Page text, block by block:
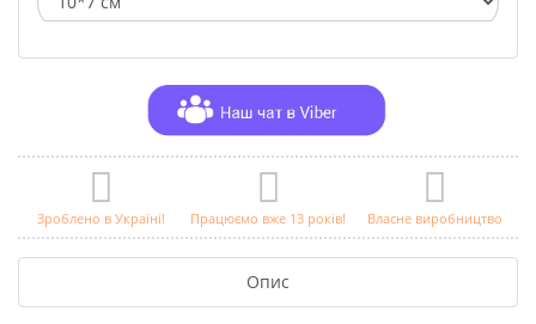
Зроблено в Україні! Працюємо вже 13 років! Власне виробництво
Опис